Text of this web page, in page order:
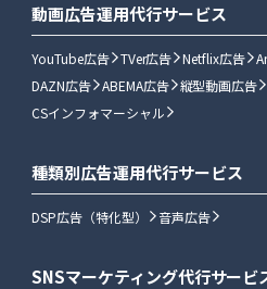
動画広告運用代行サービス
YouTube広告 TVer広告 Netflix広告
DAZN広告
ABEMA広告 縦型動画広告
CSインフォマーシャル
種類別広告運用代行サービス
DSP広告（特化型） 音声広告
SNSマーケティング代行サービ